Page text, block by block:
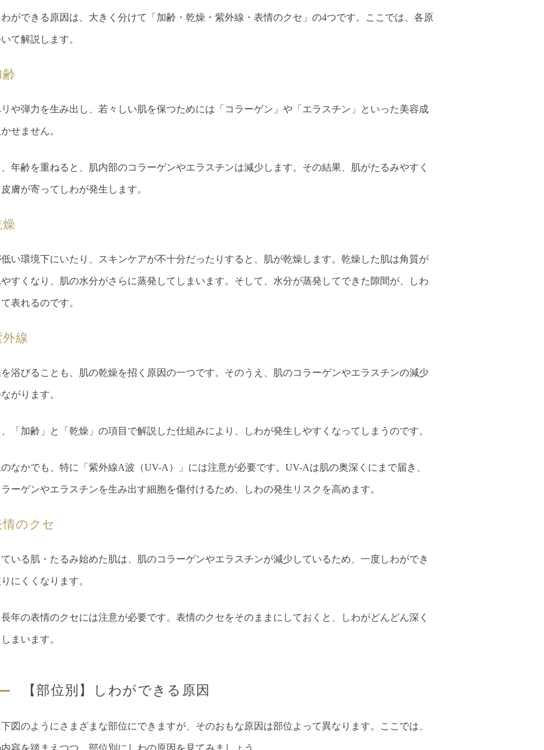
ができる原因は、大きく分けて「加齢・乾燥・紫外線・表情のクセ」の4つです。ここでは、各原
て解説します。
齢
や弾力を生み出し、若々しい肌を保つためには「コラーゲン」や「エラスチン」といった美容成
せません。
年齢を重ねると、肌内部のコラーゲンやエラスチンは減少します。その結果、肌がたるみやすく
膚が寄ってしわが発生します。
燥
い環境下にいたり、スキンケアが不十分だったりすると、肌が乾燥します。乾燥した肌は角質が
すくなり、肌の水分がさらに蒸発してしまいます。そして、水分が蒸発してできた隙間が、しわ
表れるのです。
外線
浴びることも、肌の乾燥を招く原因の一つです。そのうえ、肌のコラーゲンやエラスチンの減少
がります。
「加齢」と「乾燥」の項目で解説した仕組みにより、しわが発生しやすくなってしまうのです。
なかでも、特に「紫外線A波（UV-A）」には注意が必要です。UV-Aは肌の奥深くにまで届き、
ーゲンやエラスチンを生み出す細胞を傷付けるため、しわの発生リスクを高めます。
情のクセ
いる肌・たるみ始めた肌は、肌のコラーゲンやエラスチンが減少しているため、一度しわができ
にくくなります。
年の表情のクセには注意が必要です。表情のクセをそのままにしておくと、しわがどんどん深く
まいます。
【部位別】しわができる原因
図のようにさまざまな部位にできますが、そのおもな原因は部位よって異なります。ここでは、
容を踏まえつつ、部位別にしわの原因を見てみましょう。